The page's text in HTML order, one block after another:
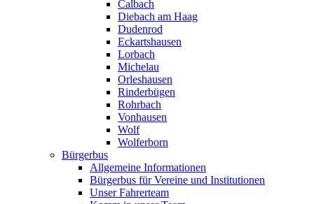
Calbach
Diebach am Haag
Dudenrod
Eckartshausen
Lorbach
Michelau
Orleshausen
Rinderbügen
Rohrbach
Vonhausen
Wolf
Wolferborn
Bürgerbus
Allgemeine Informationen
Bürgerbus für Vereine und Institutionen
Unser Fahrerteam